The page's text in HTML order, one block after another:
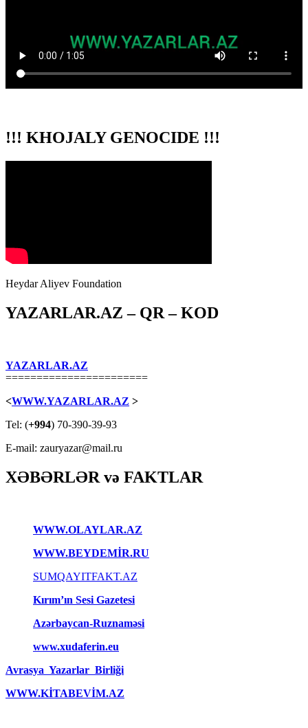
!!! KHOJALY GENOCIDE !!!
Heydar Aliyev Foundation
YAZARLAR.AZ – QR – KOD
YAZARLAR.AZ
=======================
<WWW.YAZARLAR.AZ >
Tel: (+994) 70-390-39-93
E-mail: zauryazar@mail.ru
XƏBƏRLƏR və FAKTLAR
WWW.OLAYLAR.AZ
WWW.BEYDEMİR.RU
SUMQAYITFAKT.AZ
Kırım’ın Sesi Gazetesi
Azərbaycan-Ruznaməsi
www.xudaferin.eu
Avrasya Yazarlar Birliği
WWW.KİTABEVİM.AZ